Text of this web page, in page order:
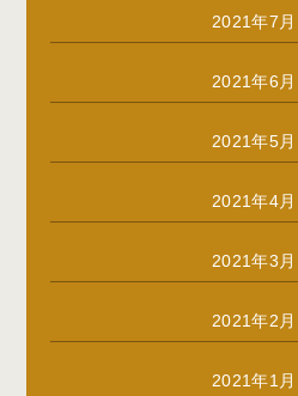
2021年7月
2021年6月
2021年5月
2021年4月
2021年3月
2021年2月
2021年1月